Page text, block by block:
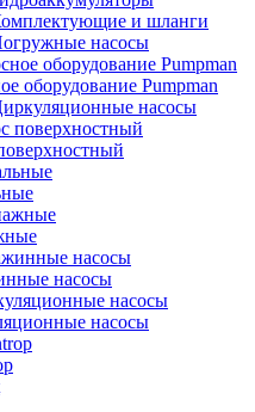
и шланги
насосы
оборудование Pumpman
насосы
насосы
насосы